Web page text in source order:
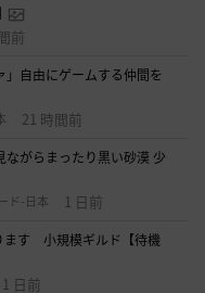
前
」自由にゲームする仲間を
21 時間前
ながらまったり黒い砂漠 少
ド-日本 1 日前
ます 小規模ギルド【待機
1 日前